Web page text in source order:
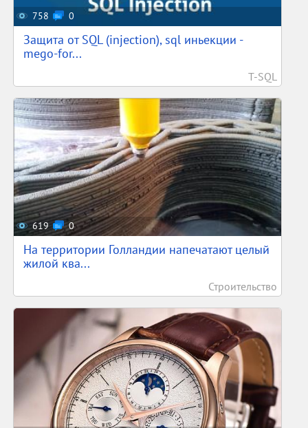
758 0
Защита от SQL (injection), sql иньекции -
mego-for...
T-SQL
619 0
На территории Голландии напечатают целый
жилой ква...
Строительство